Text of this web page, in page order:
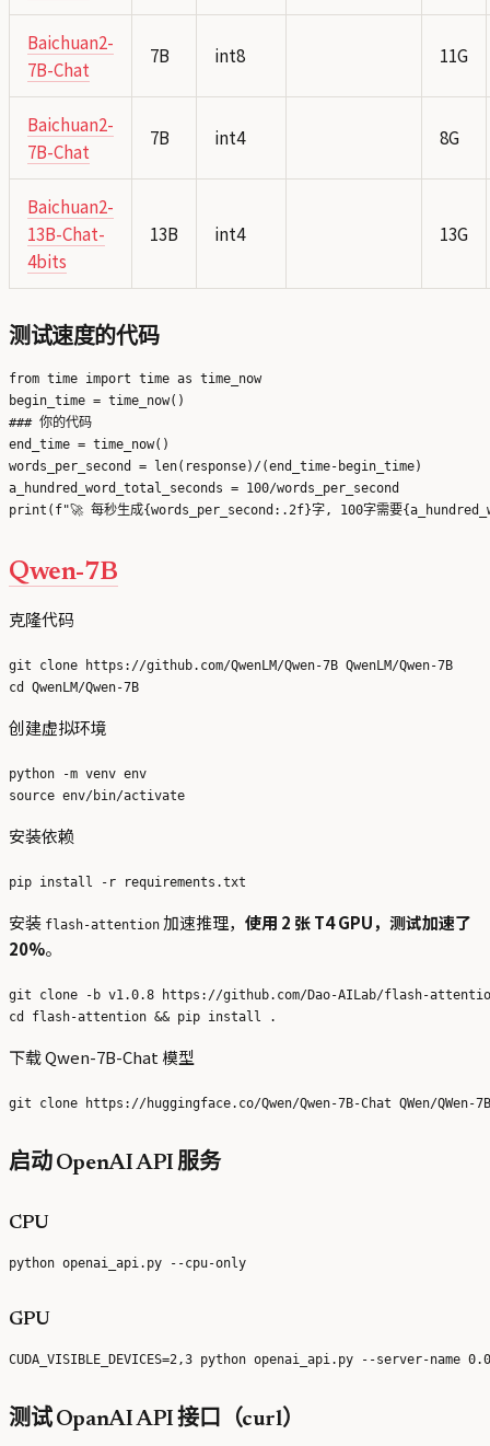
Baichuan2-
7B-Chat
7B int8 11G
Baichuan2-
7B-Chat
7B int4 8G
Baichuan2-
13B-Chat-
4bits
13B int4 13G
测试速度的代码
from time import time as time_now
begin_time = time_now()
### 你的代码
end_time = time_now()
words_per_second = len(response)/(end_time-begin_time)
a_hundred_word_total_seconds = 100/words_per_second
Qwen-7B
克隆代码
git clone https://github.com/QwenLM/Qwen-7B QwenLM/Qwen-7B
创建虚拟环境
python -m venv env
安装依赖
安装 flash-attention 加速推理， 使用 2 张 T4 GPU，测试加速了
20%。
git clone -b v1.0.8 https://github.com/Dao-AILab/flash-
下载 Qwen-7B-Chat 模型
启动 OpenAI API 服务
CPU
GPU
测试 OpanAI API 接口（curl）